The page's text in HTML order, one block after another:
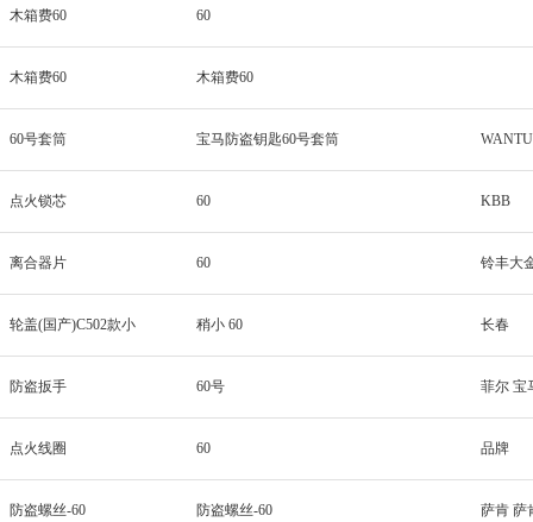
木箱费60 60
木箱费60 木箱费60
60号套筒 宝马防盗钥匙60号套筒
点火锁芯 60 KBB
离合器片 60 铃丰大
轮盖(国产)C502款小 稍小 60 长春
防盗扳手 60号 菲尔 宝
点火线圈 60 品牌
防盗螺丝-60 防盗螺丝-60 萨肯 萨